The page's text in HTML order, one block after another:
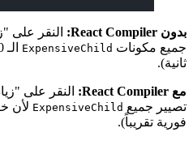
بدون React Compiler:
النقر على
جميع مكوناتExpensiveChild
ثانية).
مع React Compiler:
النقر على
تصيير جميعExpensiveChildلأن
فورية تقريباً).